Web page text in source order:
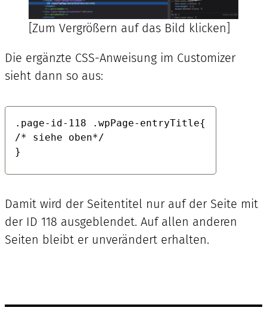
[Zum Vergrößern auf das Bild klicken]
Die ergänzte CSS-Anweisung im Customizer
sieht dann so aus:
.page-id-118 .wpPage-entryTitle{
/* siehe oben*/
}
Damit wird der Seitentitel nur auf der Seite mit
der ID 118 ausgeblendet. Auf allen anderen
Seiten bleibt er unverändert erhalten.